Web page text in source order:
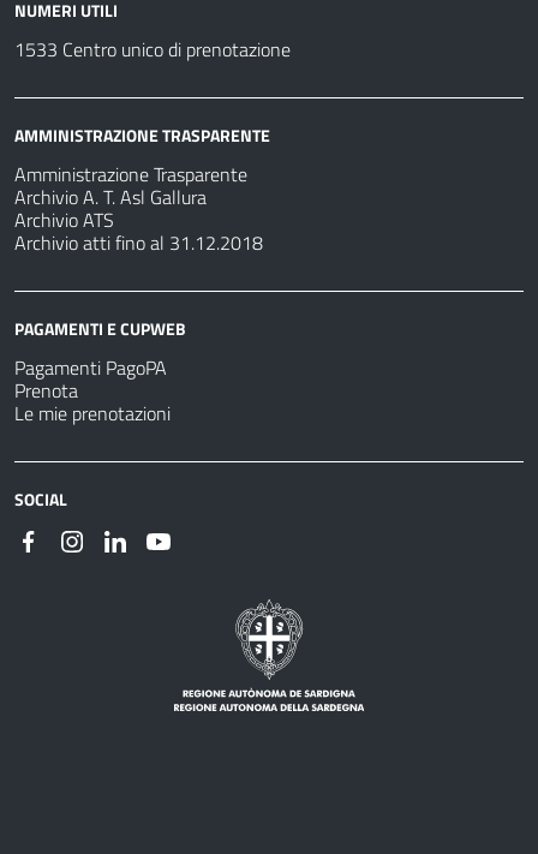
NUMERI UTILI
1533 Centro unico di prenotazione
AMMINISTRAZIONE TRASPARENTE
Amministrazione Trasparente
Archivio A. T. Asl Gallura
Archivio ATS
Archivio atti fino al 31.12.2018
PAGAMENTI E CUPWEB
Pagamenti PagoPA
Prenota
Le mie prenotazioni
SOCIAL